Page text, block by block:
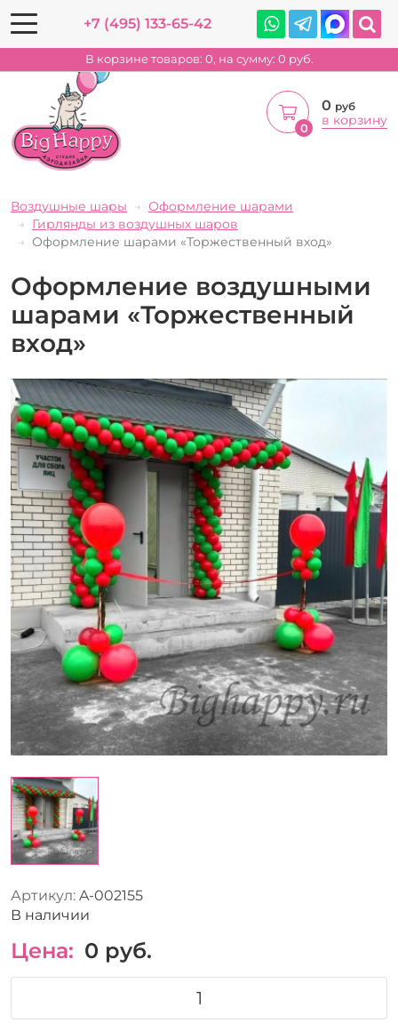
+7 (495) 133-65-42
В корзине товаров: 0, на сумму: 0 руб.
0
0 руб
в корзину
Воздушные шары
Оформление шарами
Гирлянды из воздушных шаров
Оформление шарами «Торжественный вход»
Оформление воздушными
шарами «Торжественный
вход»
Артикул: A-002155
В наличии
Цена: 0 руб.